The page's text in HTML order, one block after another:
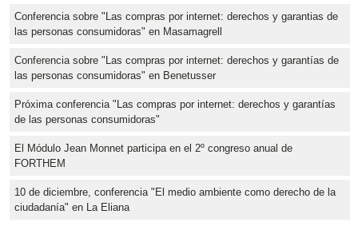
Conferencia sobre "Las compras por internet: derechos y garantias de
las personas consumidoras" en Masamagrell
Conferencia sobre "Las compras por internet: derechos y garantías de
las personas consumidoras" en Benetusser
Próxima conferencia "Las compras por internet: derechos y garantías
de las personas consumidoras"
El Módulo Jean Monnet participa en el 2º congreso anual de
FORTHEM
10 de diciembre, conferencia "El medio ambiente como derecho de la
ciudadanía" en La Eliana